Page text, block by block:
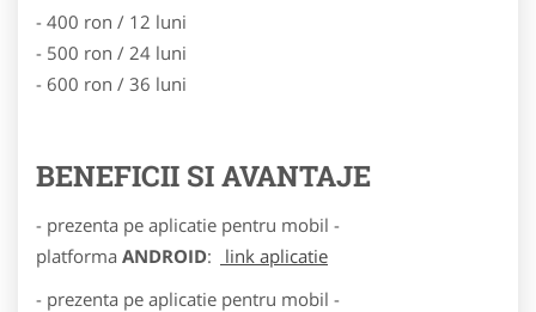
- 400 ron / 12 luni
- 500 ron / 24 luni
- 600 ron / 36 luni
BENEFICII SI AVANTAJE
- prezenta pe aplicatie pentru mobil -
platforma ANDROID:
link aplicatie
- prezenta pe aplicatie pentru mobil -